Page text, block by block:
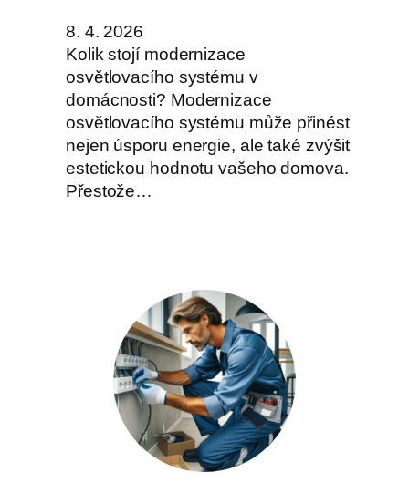
8. 4. 2026
Kolik stojí modernizace
osvětlovacího systému v
domácnosti? Modernizace
osvětlovacího systému může přinést
nejen úsporu energie, ale také zvýšit
estetickou hodnotu vašeho domova.
Přestože…